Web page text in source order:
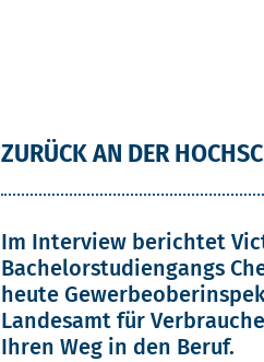
ZURÜCK AN DER
Im Interview berichtet
Bachelorstudiengangs
heute
Landesamt für
Ihren Weg in den Beruf.